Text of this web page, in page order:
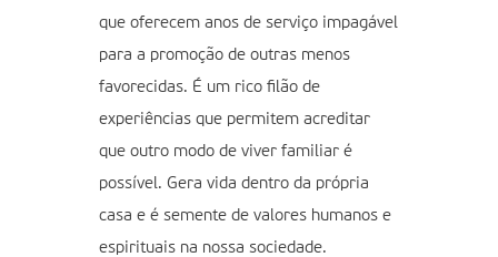
que oferecem anos de serviço impagável
para a promoção de outras menos
favorecidas. É um rico filão de
experiências que permitem acreditar
que outro modo de viver familiar é
possível. Gera vida dentro da própria
casa e é semente de valores humanos e
espirituais na nossa sociedade.